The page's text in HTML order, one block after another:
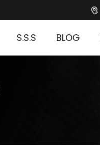
S.S.S BLOG